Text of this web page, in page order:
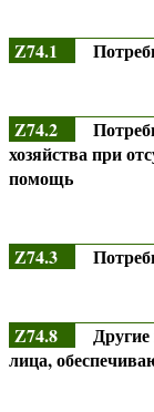
Z74.1
Z74.2
хозяйства при
помощь
Z74.3
Z74.8
лица,